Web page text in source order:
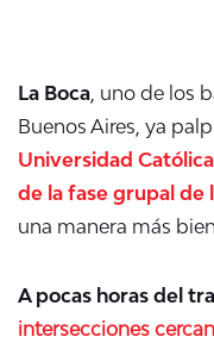
La Boca, uno de los
Buenos Aires, ya
Universidad Católica
de la fase grupal de
una manera más
A pocas horas del
intersecciones